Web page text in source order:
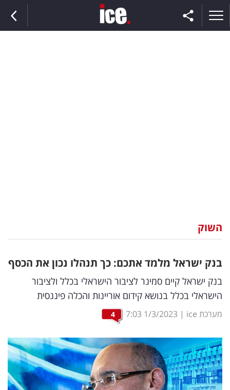
וצרכנות
דיגיטל
וטק
שיווק
משפט
מדדים
השוק
בנק ישראל מלמד אתכם: כך תנהלו נכון את הכסף
בנק ישראל קיים סמינר לציבור הישראלי בכלל ולציבור
הישראלי בכלל בנושא קידום אוריינות והכלה פיננסית
מערכת ice |
1/3/2023
7:03
4